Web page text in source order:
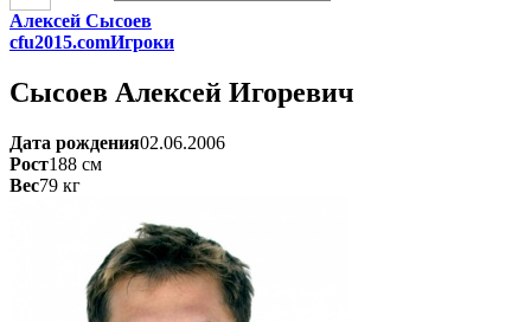
Алексей Сысоев
cfu2015.comИгроки
Сысоев Алексей Игоревич
Дата рождения02.06.2006
Рост188 см
Вес79 кг